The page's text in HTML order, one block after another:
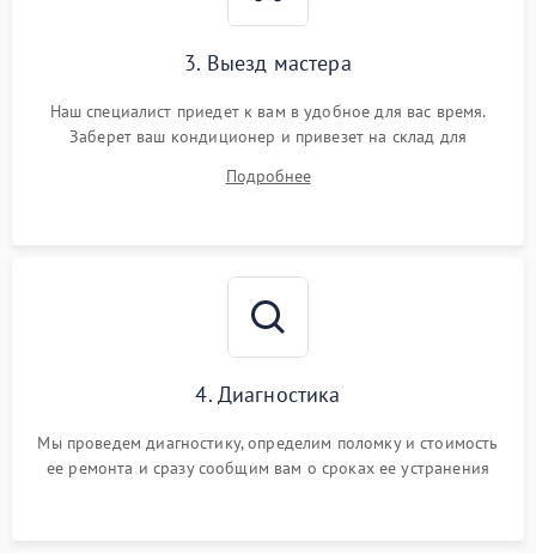
3. Выезд мастера
Наш специалист приедет к вам в удобное для вас время.
Заберет ваш кондиционер и привезет на склад для
Подробнее
4. Диагностика
Мы проведем диагностику, определим поломку и стоимость
ее ремонта и сразу сообщим вам о сроках ее устранения